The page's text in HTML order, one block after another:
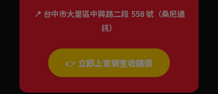
📍 台中市大里區中興路二段 558 號（桑尼通
訊）
👉 立即上官網查收購價